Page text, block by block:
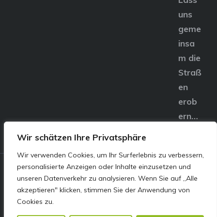
Wir schätzen Ihre Privatsphäre
Wir verwenden Cookies, um Ihr Surferlebnis zu verbessern,
personalisierte Anzeigen oder Inhalte einzusetzen und
unseren Datenverkehr zu analysieren. Wenn Sie auf „Alle
akzeptieren" klicken, stimmen Sie der Anwendung von
Cookies zu.
uns
geme
insa
m die
Straß
en
erob
ern…
© E&S Motors GmbH,
Linzer Straße 83 4240
Freistadt